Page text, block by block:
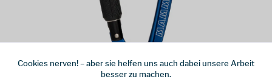
Cookies nerven! – aber sie helfen uns auch dabei unsere Arbeit
besser zu machen.